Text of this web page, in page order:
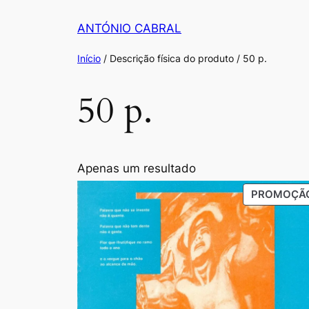
ANTÓNIO CABRAL
Início / Descrição física do produto / 50 p.
50 p.
Apenas um resultado